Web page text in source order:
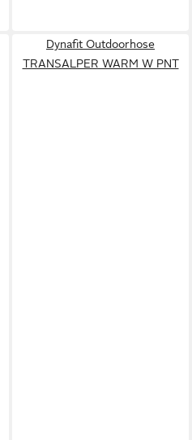
Dynafit Outdoorhose
TRANSALPER WARM W PNT